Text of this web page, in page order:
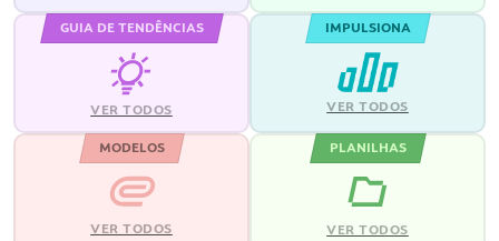
GUIA DE TENDÊNCIAS
VER TODOS
IMPULSIONA
VER TODOS
MODELOS
VER TODOS
PLANILHAS
VER TODOS